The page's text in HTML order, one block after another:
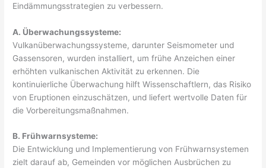
Eindämmungsstrategien zu verbessern.
A. Überwachungssysteme:
Vulkanüberwachungssysteme, darunter Seismometer und
Gassensoren, wurden installiert, um frühe Anzeichen einer
erhöhten vulkanischen Aktivität zu erkennen. Die
kontinuierliche Überwachung hilft Wissenschaftlern, das Risiko
von Eruptionen einzuschätzen, und liefert wertvolle Daten für
die Vorbereitungsmaßnahmen.
B. Frühwarnsysteme:
Die Entwicklung und Implementierung von Frühwarnsystemen
zielt darauf ab, Gemeinden vor möglichen Ausbrüchen zu